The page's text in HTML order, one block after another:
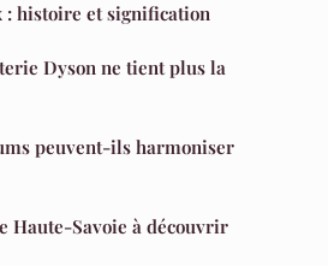
: histoire et signification
Dyson ne tient plus la
peuvent-ils harmoniser
Haute-Savoie à découvrir